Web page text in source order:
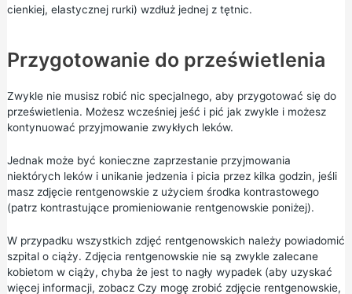
cienkiej, elastycznej rurki) wzdłuż jednej z tętnic.
Przygotowanie do prześwietlenia
Zwykle nie musisz robić nic specjalnego, aby przygotować się do
prześwietlenia. Możesz wcześniej jeść i pić jak zwykle i możesz
kontynuować przyjmowanie zwykłych leków.
Jednak może być konieczne zaprzestanie przyjmowania
niektórych leków i unikanie jedzenia i picia przez kilka godzin, jeśli
masz zdjęcie rentgenowskie z użyciem środka kontrastowego
(patrz kontrastujące promieniowanie rentgenowskie poniżej).
W przypadku wszystkich zdjęć rentgenowskich należy powiadomić
szpital o ciąży. Zdjęcia rentgenowskie nie są zwykle zalecane
kobietom w ciąży, chyba że jest to nagły wypadek (aby uzyskać
więcej informacji, zobacz Czy mogę zrobić zdjęcie rentgenowskie,